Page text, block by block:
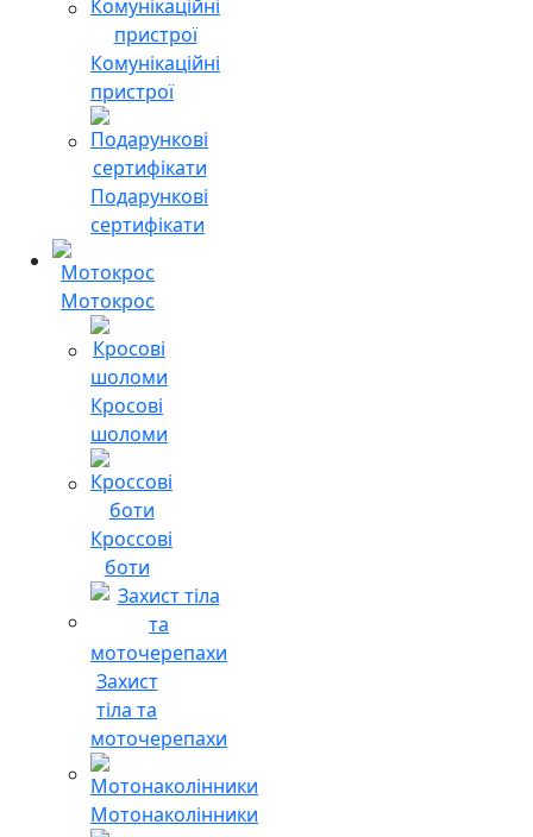
Комунікаційні
пристрої
Подарункові
сертифікати
Мотокрос
Кросові
шоломи
Кроссові
боти
Захист
тіла та
моточерепахи
Мотонаколінники